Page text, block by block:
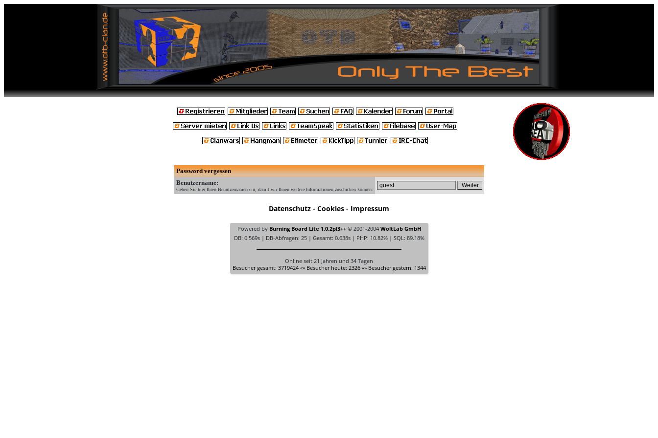
Password vergessen
Benutzername:
Geben Sie hier Ihren Benutzernamen ein, damit wir Ihnen weitere Informationen zuschicken können.
Datenschutz - Cookies - Impressum
Powered by Burning Board Lite 1.0.2pl3++© 2001-2004 WoltLab GmbH
DB: 0.569s | DB-Abfragen: 25 | Gesamt: 0.638s | PHP: 10.82% | SQL: 89.18%
Online seit 21 Jahren und 34 Tagen
Besucher gesamt: 3719424 «» Besucher heute: 2326 «» Besucher gestern: 1344